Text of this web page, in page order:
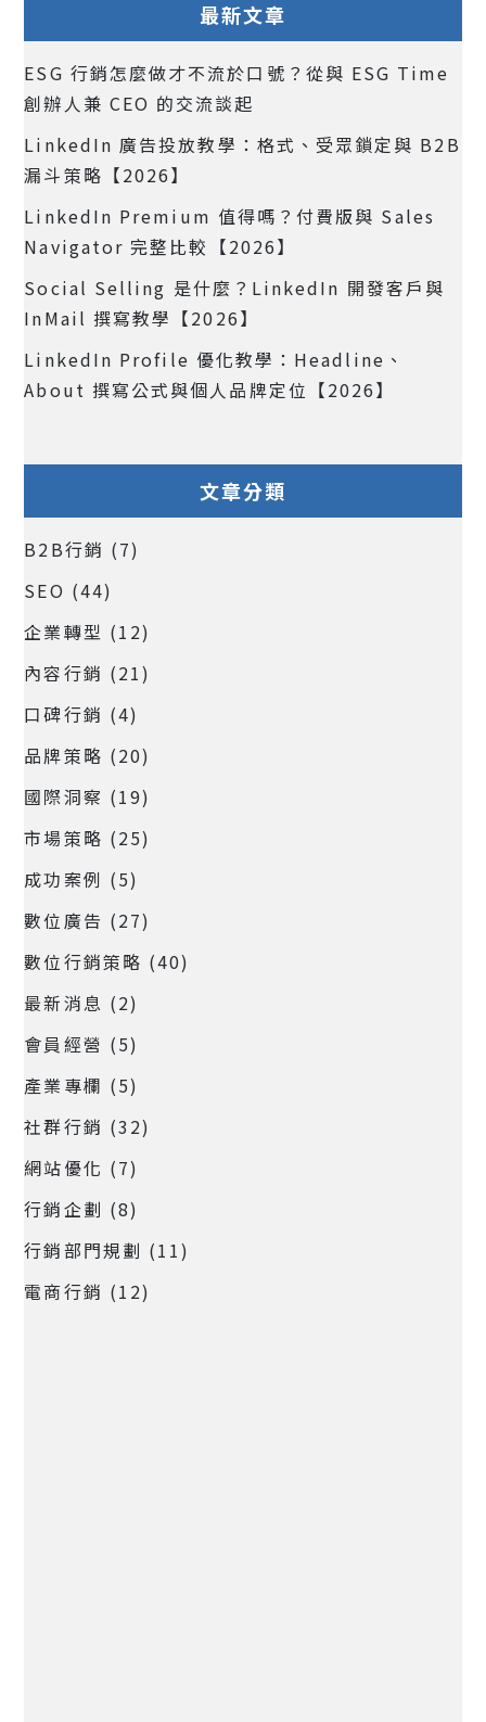
最新文章
ESG 行銷怎麼做才不流於口號？從與 ESG Time
創辦人兼 CEO 的交流談起
LinkedIn 廣告投放教學：格式、受眾鎖定與 B2B
漏斗策略【2026】
LinkedIn Premium 值得嗎？付費版與 Sales
Navigator 完整比較【2026】
Social Selling 是什麼？LinkedIn 開發客戶與
InMail 撰寫教學【2026】
LinkedIn Profile 優化教學：Headline、
About 撰寫公式與個人品牌定位【2026】
文章分類
B2B行銷 (7)
SEO (44)
企業轉型 (12)
內容行銷 (21)
口碑行銷 (4)
品牌策略 (20)
國際洞察 (19)
市場策略 (25)
成功案例 (5)
數位廣告 (27)
數位行銷策略 (40)
最新消息 (2)
會員經營 (5)
產業專欄 (5)
社群行銷 (32)
網站優化 (7)
行銷企劃 (8)
行銷部門規劃 (11)
電商行銷 (12)